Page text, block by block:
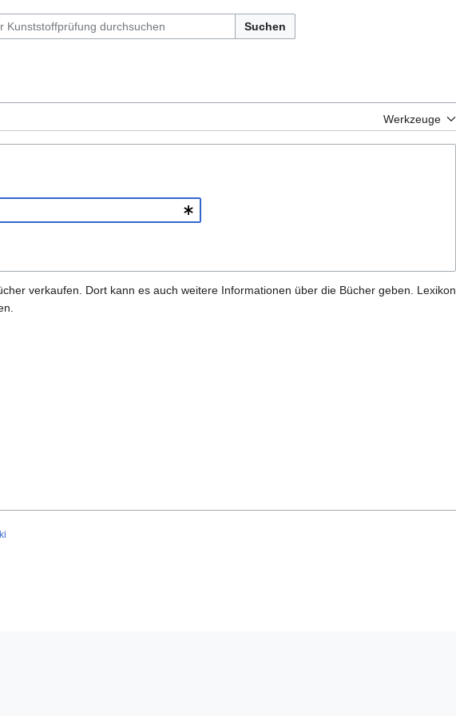
Suchen
Werkzeuge
verkaufen. Dort kann es auch weitere Informationen über die Bücher geben. Lexikon